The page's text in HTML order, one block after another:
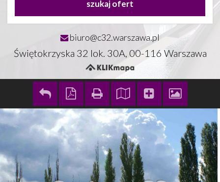
szukaj ofert
biuro@c32.warszawa.pl
Świętokrzyska 32 lok. 30A, 00-116 Warszawa